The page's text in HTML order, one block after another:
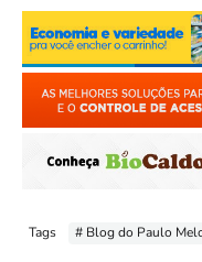
Tags # Blog do Paulo